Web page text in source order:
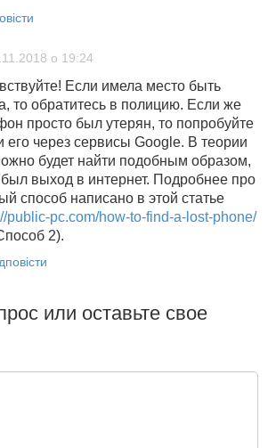
о 19:24
Если имела место быть
то обратитесь в полицию. Если же
просто был утерян, то попробуйте
его через сервисы Google. В теории
будет найти подобным образом,
выход в интернет. Подробнее про
способ написано в этой статье
public-pc.com/how-to-find-a-lost-phone/
2).
или оставьте свое